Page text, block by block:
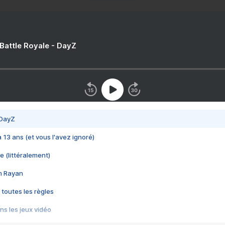
Royale - DayZ
13 ans (et vous l'avez ignoré)
(littéralement)
Rayan
toutes les règles
les jeux vidéo